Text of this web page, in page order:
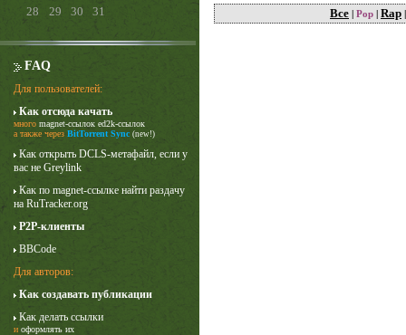
28
29 30 31
FAQ
Для пользователей:
Как отсюда качать
много magnet-ссылок ed2k-ссылок
а также через BitTorrent Sync (new!)
Как открыть DCLS-метафайл, если у
вас не Greylink
Как по magnet-ссылке найти раздачу
на RuTracker.org
P2P-клиенты
BBCode
Для авторов:
Как создавать публикации
Как делать ссылки
и оформлять их
Все Pop Rap